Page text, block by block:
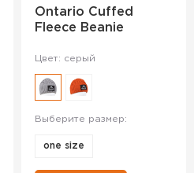
Ontario Cuffed
Fleece Beanie
Цвет: серый
Выберите размер:
one size